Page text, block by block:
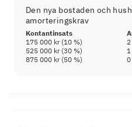
Den nya bostaden och
amorteringskrav
Kontantinsats
175 000 kr(10 %)
525 000 kr(30 %) 1
875 000 kr(50 %) 0